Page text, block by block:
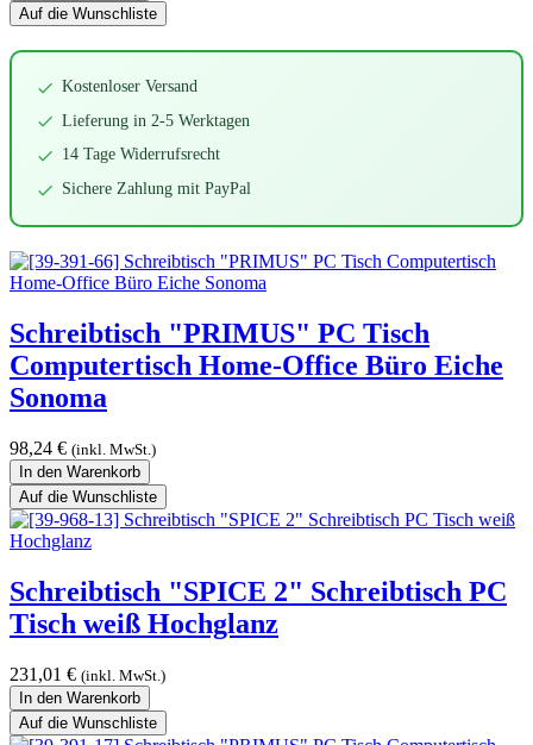
Auf die Wunschliste
Kostenloser Versand
Lieferung in 2-5 Werktagen
14 Tage Widerrufsrecht
Sichere Zahlung mit PayPal
Schreibtisch "PRIMUS" PC Tisch
Computertisch Home-Office Büro Eiche
Sonoma
98,24 € (inkl. MwSt.)
In den Warenkorb
Auf die Wunschliste
Schreibtisch "SPICE 2" Schreibtisch PC
Tisch weiß Hochglanz
231,01 € (inkl. MwSt.)
In den Warenkorb
Auf die Wunschliste